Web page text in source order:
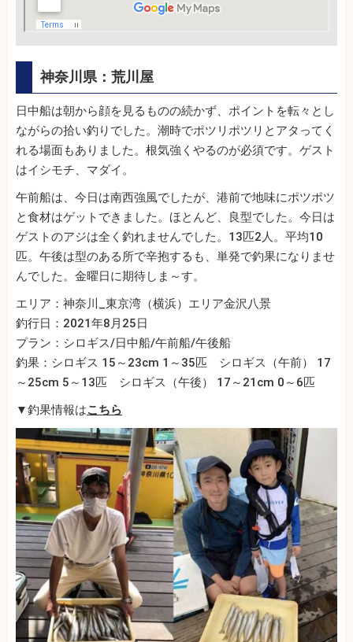
神奈川県：荒川屋
日中船は朝から顔を見るものの続かず、ポイントを転々とし
ながらの拾い釣りでした。潮時でポツリポツリとアタってく
れる場面もありました。根気強くやるのが必須です。ゲスト
はイシモチ、マダイ。
午前船は、今日は南西強風でしたが、港前で地味にポツポツ
と食材はゲットできました。ほとんど、良型でした。今日は
ゲストのアジは全く釣れませんでした。13匹2人。平均10
匹。午後は型のある所で辛抱するも、単発で釣果になりませ
んでした。金曜日に期待しま～す。
エリア：神奈川_東京湾（横浜）エリア金沢八景
釣行日：2021年8月25日
プラン：シロギス/日中船/午前船/午後船
釣果：シロギス 15～23cm 1～35匹 シロギス（午前） 17
～25cm 5～13匹 シロギス（午後） 17～21cm 0～6匹
▼釣果情報はこちら